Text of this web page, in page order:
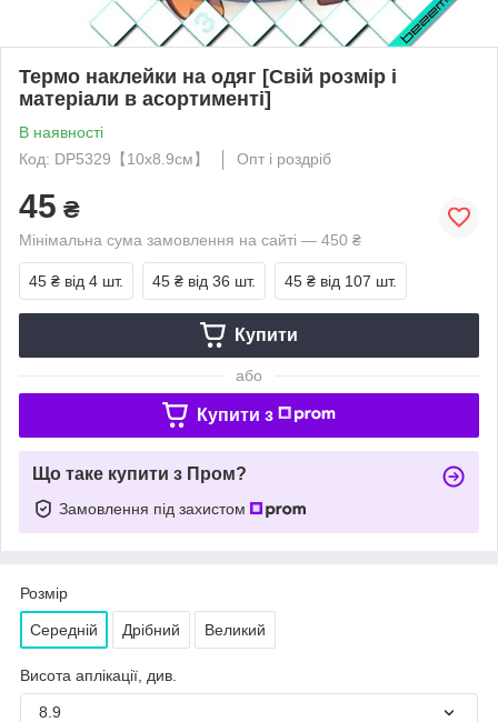
Термо наклейки на одяг [Свій розмір і
матеріали в асортименті]
В наявності
Код: DP5329【10x8.9см】
Опт і роздріб
45 ₴
Мінімальна сума замовлення на сайті — 450 ₴
45 ₴ від 4 шт. 45 ₴ від 36 шт. 45 ₴ від 107 шт.
Купити
або
Купити з
Що таке купити з Пром?
Замовлення під захистом
Розмір
Середній Дрібний Великий
Висота аплікації, див.
8.9